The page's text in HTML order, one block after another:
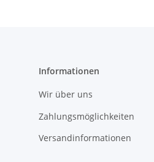
Informationen
Wir über uns
Zahlungsmöglichkeiten
Versandinformationen